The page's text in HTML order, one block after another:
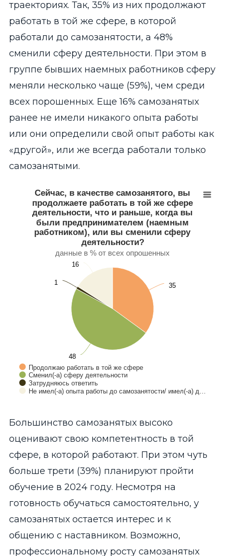
траекториях. Так, 35% из них продолжают
работать в той же сфере, в которой
работали до самозанятости, а 48%
сменили сферу деятельности. При этом в
группе бывших наемных работников сферу
меняли несколько чаще (59%), чем среди
всех порошенных. Еще 16% самозанятых
ранее не имели никакого опыта работы
или они определили свой опыт работы как
«другой», или же всегда работали только
самозанятыми.
Pie chart with 4 slices.
данные в % от всех опрошенных
View as data table, Сейчас, в качестве самозанятого,
Сейчас, в качестве самозанятого, вы
продолжаете работать в той же сфере
деятельности, что и раньше, когда вы
были предпринимателем (наемным
работником), или вы сменили сферу
деятельности?
данные в % от всех опрошенных
35
35
48
48
11
16
16
Продолжаю работать в той же сфере
Сменил(-а) сферу деятельности
Затрудняюсь ответить
Не имел(-а) опыта работы до самозанятости/ имел(-а) д…
Большинство самозанятых высоко
оценивают свою компетентность в той
сфере, в которой работают. При этом чуть
больше трети (39%) планируют пройти
обучение в 2024 году. Несмотря на
готовность обучаться самостоятельно, у
самозанятых остается интерес и к
общению с наставником. Возможно,
профессиональному росту самозанятых